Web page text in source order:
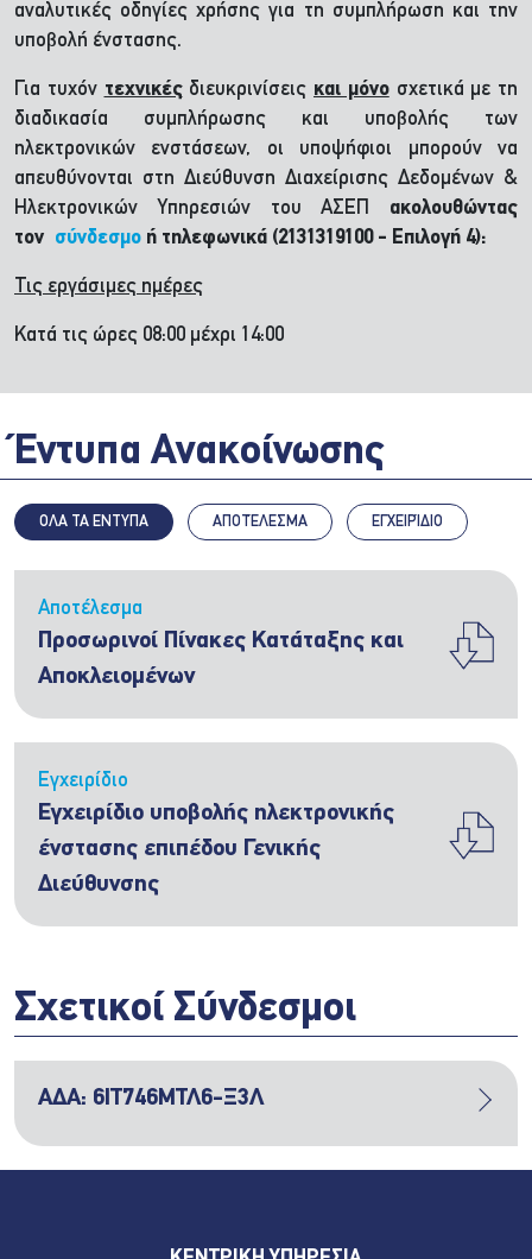
αναλυτικές οδηγίες χρήσης για τη συμπλήρωση και την
υποβολή ένστασης.
Για τυχόν τεχνικέςδιευκρινίσεις και μόνοσχετικά με τη
διαδικασία συμπλήρωσης και υποβολής των
ηλεκτρονικών ενστάσεων, οι υποψήφιοι μπορούν να
απευθύνονται στη Διεύθυνση Διαχείρισης Δεδομένων &
Ηλεκτρονικών Υπηρεσιών του ΑΣΕΠ ακολουθώντας
τον σύνδεσμο ή τηλεφωνικά (2131319100 - Επιλογή 4):
Τις εργάσιμες ημέρες
Κατά τις ώρες 08:00 μέχρι 14:00
Έντυπα Ανακοίνωσης
ΟΛΑ ΤΑ ΕΝΤΥΠΑ ΑΠΟΤΈΛΕΣΜΑ ΕΓΧΕΙΡΊΔΙΟ
Αποτέλεσμα
Προσωρινοί Πίνακες Κατάταξης και
Αποκλειομένων
Εγχειρίδιο
Εγχειρίδιο υποβολής ηλεκτρονικής
ένστασης επιπέδου Γενικής
Διεύθυνσης
Σχετικοί Σύνδεσμοι
ΑΔΑ: 6ΙΤ746ΜΤΛ6-Ξ3Λ